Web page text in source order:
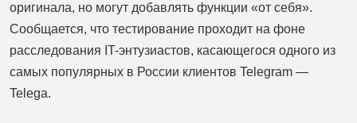
оригинала, но могут добавлять функции «от себя».
Сообщается, что тестирование проходит на фоне
расследования IT-энтузиастов, касающегося одного из
самых популярных в России клиентов Telegram —
Telega.